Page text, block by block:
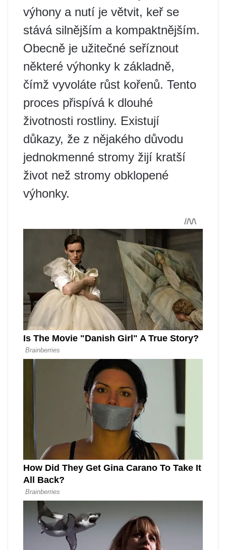
výhony a nutí je větvit, keř se
stává silnějším a kompaktnějším.
Obecně je užitečné seříznout
některé výhonky k základně,
čímž vyvoláte růst kořenů. Tento
proces přispívá k dlouhé
životnosti rostliny. Existují
důkazy, že z nějakého důvodu
jednokmenné stromy žijí kratší
život než stromy obklopené
výhonky.